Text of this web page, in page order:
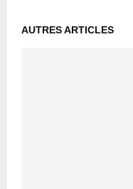
AUTRES ARTICLES